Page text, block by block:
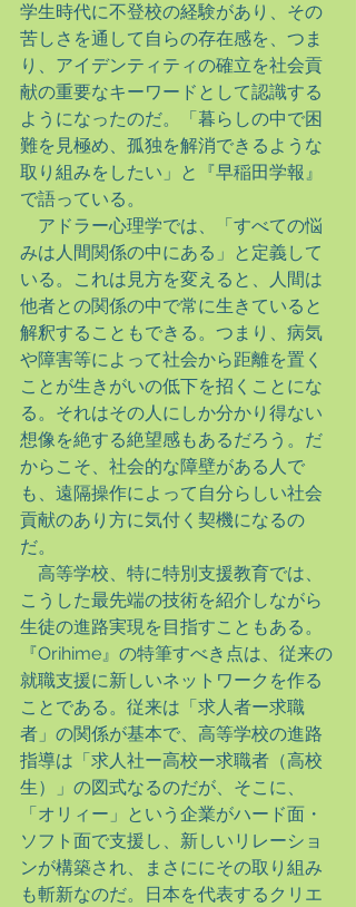
学生時代に不登校の経験があり、その
苦しさを通して自らの存在感を、つま
り、アイデンティティの確立を社会貢
献の重要なキーワードとして認識する
ようになったのだ。「暮らしの中で困
難を見極め、孤独を解消できるような
取り組みをしたい」と『早稲田学報』
で語っている。
アドラー心理学では、「すべての悩
みは人間関係の中にある」と定義して
いる。これは見方を変えると、人間は
他者との関係の中で常に生きていると
解釈することもできる。つまり、病気
や障害等によって社会から距離を置く
ことが生きがいの低下を招くことにな
る。それはその人にしか分かり得ない
想像を絶する絶望感もあるだろう。だ
からこそ、社会的な障壁がある人で
も、遠隔操作によって自分らしい社会
貢献のあり方に気付く契機になるの
だ。
高等学校、特に特別支援教育では、
こうした最先端の技術を紹介しながら
生徒の進路実現を目指すこともある。
『Orihime』の特筆すべき点は、従来の
就職支援に新しいネットワークを作る
ことである。従来は「求人者ー求職
者」の関係が基本で、高等学校の進路
指導は「求人社ー高校ー求職者（高校
生）」の図式なるのだが、そこに、
「オリィー」という企業がハード面・
ソフト面で支援し、新しいリレーショ
ンが構築され、まさににその取り組み
も斬新なのだ。日本を代表するクリエ